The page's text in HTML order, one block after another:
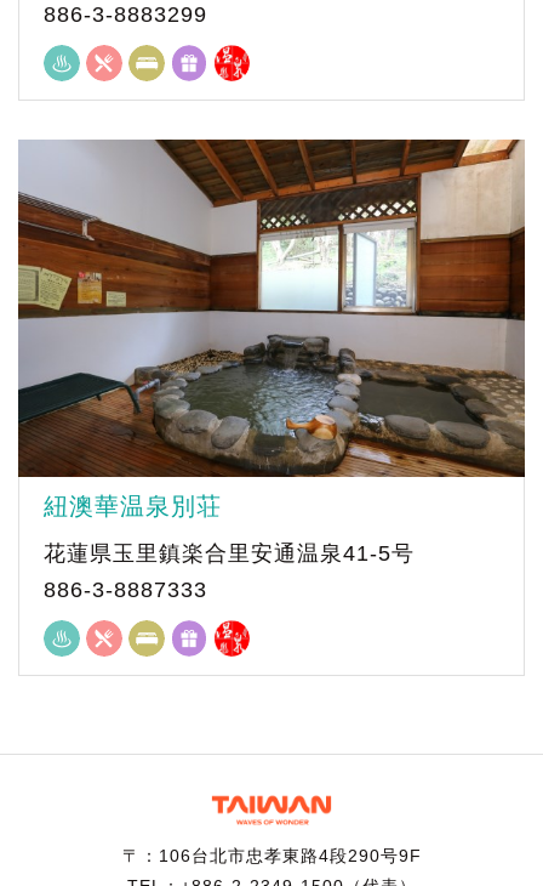
886-3-8883299
紐澳華温泉別荘
花蓮県玉里鎮楽合里安通温泉41-5号
886-3-8887333
〒：106台北市忠孝東路4段290号9F